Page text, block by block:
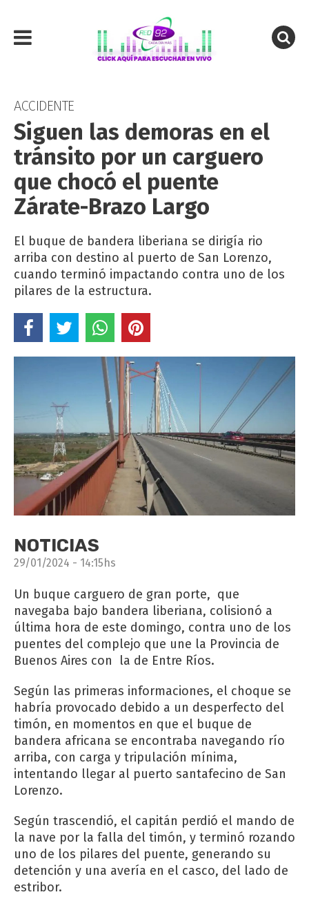
ACCIDENTE
Siguen las demoras en el
tránsito por un carguero
que chocó el puente
Zárate-Brazo Largo
El buque de bandera liberiana se dirigía rio
arriba con destino al puerto de San Lorenzo,
cuando terminó impactando contra uno de los
pilares de la estructura.
NOTICIAS
29/01/2024 - 14:15hs
Un buque carguero de gran porte, que
navegaba bajo bandera liberiana, colisionó a
última hora de este domingo, contra uno de los
puentes del complejo que une la Provincia de
Buenos Aires con la de Entre Ríos.
Según las primeras informaciones, el choque se
habría provocado debido a un desperfecto del
timón, en momentos en que el buque de
bandera africana se encontraba navegando río
arriba, con carga y tripulación mínima,
intentando llegar al puerto santafecino de San
Lorenzo.
Según trascendió, el capitán perdió el mando de
la nave por la falla del timón, y terminó rozando
uno de los pilares del puente, generando su
detención y una avería en el casco, del lado de
estribor.